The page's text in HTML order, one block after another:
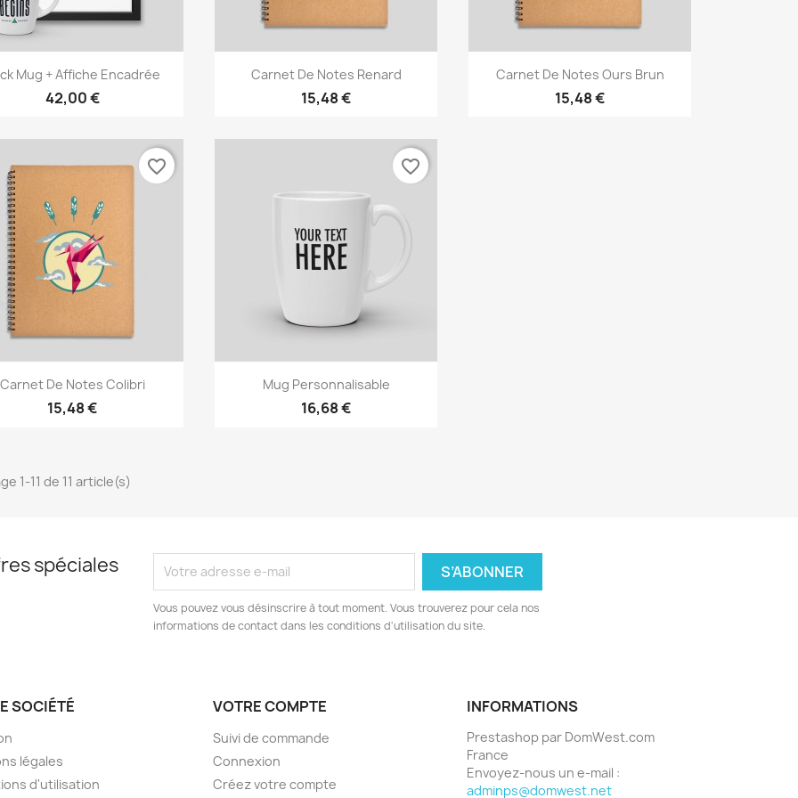
Aperçu rapide
Mug + Affiche Encadrée
42,00 €
Aperçu rapide
Carnet De Notes Renard
15,48 €
Aperçu rapide
Carnet De Notes Ours Brun
15,48 €
Aperçu rapide
Carnet De Notes Colibri
15,48 €
favorite_border
Aperçu rapide
Mug Personnalisable
16,68 €
favorite_border
1-11 de 11 article(s)
spéciales
Vous pouvez vous désinscrire à tout moment. Vous trouverez pour cela nos
informations de contact dans les conditions d'utilisation du site.
SOCIÉTÉ
légales
d'utilisation
VOTRE COMPTE
Suivi de commande
Connexion
Créez votre compte
INFORMATIONS
Prestashop par DomWest.com
France
Envoyez-nous un e-mail :
adminps@domwest.net